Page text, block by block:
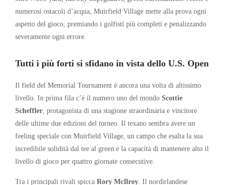
numerosi ostacoli d’acqua, Muirfield Village mette alla prova ogni
aspetto del gioco, premiando i golfisti più completi e penalizzando
severamente ogni errore.
Tutti i più forti si sfidano in vista dello U.S. Open
Il field del Memorial Tournament è ancora una volta di altissimo
livello. In prima fila c’è il numero uno del mondo Scottie
Scheffler , protagonista di una stagione straordinaria e vincitore
delle ultime due edizioni del torneo. Il texano sembra avere un
feeling speciale con Muirfield Village, un campo che esalta la sua
incredibile solidità dal tee al green e la capacità di mantenere alto il
livello di gioco per quattro giornate consecutive.
Tra i principali rivali spicca Rory McIlroy . Il nordirlandese